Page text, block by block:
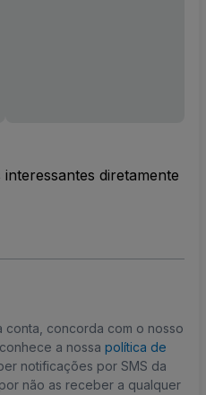
diretamente
conta, concorda com o nosso
a nossa política de
notificações por SMS da
não as receber a qualquer